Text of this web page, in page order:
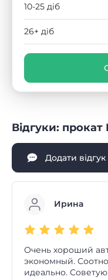
10-25 діб
26+ діб
Відгуки: прокат
Додати відгук
Ирина
Очень хороший
экономный.
идеально. Советую